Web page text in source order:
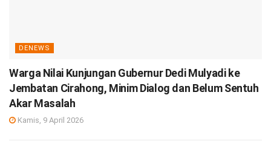
DENEWS
Warga Nilai Kunjungan Gubernur Dedi Mulyadi ke
Jembatan Cirahong, Minim Dialog dan Belum Sentuh
Akar Masalah
Kamis, 9 April 2026